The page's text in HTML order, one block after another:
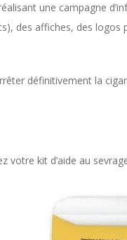
une campagne
des affiches, des logos
définitivement la
votre kit d’aide au